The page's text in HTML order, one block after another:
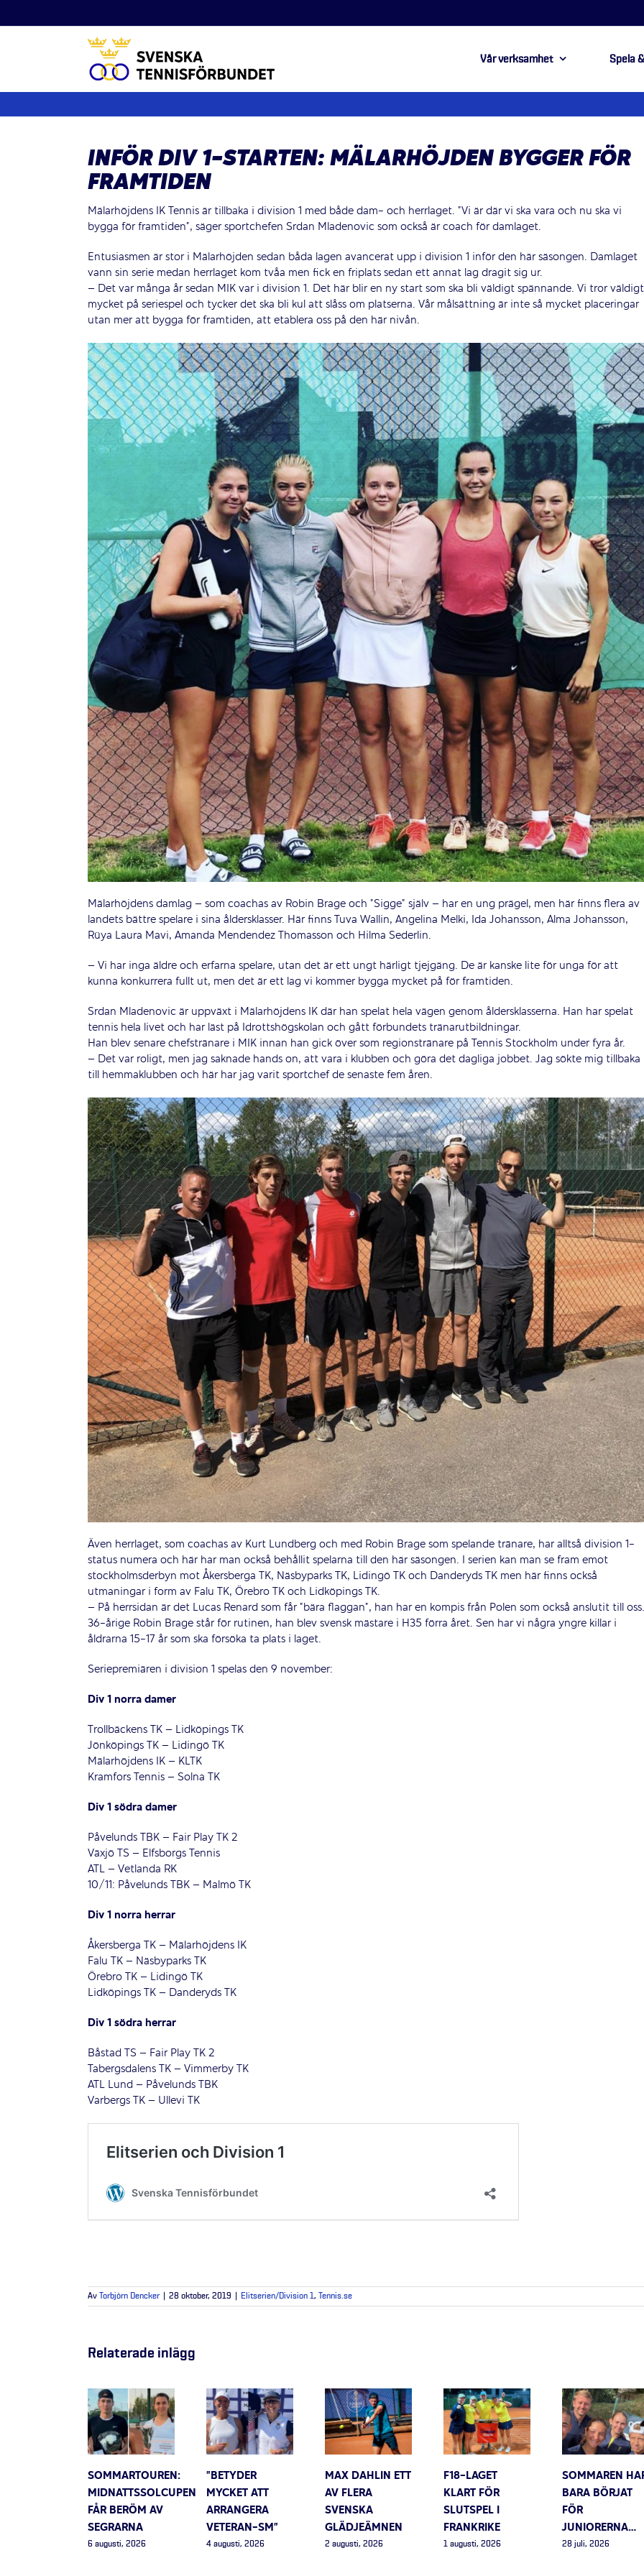
till
Vår verksamhet Spela
INFÖR DIV 1-STARTEN: MÄLARHÖJDEN BYGGER FÖR
FRAMTIDEN
Mälarhöjdens IK Tennis är tillbaka i division 1 med både dam- och herrlaget. ”Vi är där vi ska vara och nu ska vi
bygga för framtiden”, säger sportchefen Srdan Mladenovic som också är coach för damlaget.
Entusiasmen är stor i Mälarhöjden sedan båda lagen avancerat upp i division 1 inför den här säsongen. Damlaget
vann sin serie medan herrlaget kom tvåa men fick en friplats sedan ett annat lag dragit sig ur.
– Det var många år sedan MIK var i division 1. Det här blir en ny start som ska bli väldigt spännande. Vi tror väldigt
mycket på seriespel och tycker det ska bli kul att slåss om platserna. Vår målsättning är inte så mycket placeringar
utan mer att bygga för framtiden, att etablera oss på den här nivån.
Mälarhöjdens damlag – som coachas av Robin Brage och ”Sigge” själv – har en ung prägel, men här finns flera av
landets bättre spelare i sina åldersklasser. Här finns Tuva Wallin, Angelina Melki, Ida Johansson, Alma Johansson,
Rüya Laura Mavi, Amanda Mendendez Thomasson och Hilma Sederlin.
– Vi har inga äldre och erfarna spelare, utan det är ett ungt härligt tjejgäng. De är kanske lite för unga för att
kunna konkurrera fullt ut, men det är ett lag vi kommer bygga mycket på för framtiden.
Srdan Mladenovic är uppväxt i Mälarhöjdens IK där han spelat hela vägen genom åldersklasserna. Han har spelat
tennis hela livet och har läst på Idrottshögskolan och gått förbundets tränarutbildningar.
Han blev senare chefstränare i MIK innan han gick över som regionstränare på Tennis Stockholm under fyra år.
– Det var roligt, men jag saknade hands on, att vara i klubben och göra det dagliga jobbet. Jag sökte mig tillbaka
till hemmaklubben och här har jag varit sportchef de senaste fem åren.
Även herrlaget, som coachas av Kurt Lundberg och med Robin Brage som spelande tränare, har alltså division 1-
status numera och här har man också behållit spelarna till den här säsongen. I serien kan man se fram emot
stockholmsderbyn mot Åkersberga TK, Näsbyparks TK, Lidingö TK och Danderyds TK men här finns också
utmaningar i form av Falu TK, Örebro TK och Lidköpings TK.
– På herrsidan är det Lucas Renard som får ”bära flaggan”, han har en kompis från Polen som också anslutit till oss.
36-årige Robin Brage står för rutinen, han blev svensk mästare i H35 förra året. Sen har vi några yngre killar i
åldrarna 15-17 år som ska försöka ta plats i laget.
Seriepremiären i division 1 spelas den 9 november:
Div 1 norra damer
Trollbäckens TK – Lidköpings TK
Jönköpings TK – Lidingö TK
Mälarhöjdens IK – KLTK
Kramfors Tennis – Solna TK
Div 1 södra damer
Påvelunds TBK – Fair Play TK 2
Växjö TS – Elfsborgs Tennis
ATL – Vetlanda RK
10/11: Påvelunds TBK – Malmö TK
Div 1 norra herrar
Åkersberga TK – Mälarhöjdens IK
Falu TK – Näsbyparks TK
Örebro TK – Lidingö TK
Lidköpings TK – Danderyds TK
Div 1 södra herrar
Båstad TS – Fair Play TK 2
Tabergsdalens TK – Vimmerby TK
ATL Lund – Påvelunds TBK
Varbergs TK – Ullevi TK
Av Torbjörn Dencker 28 oktober, 2019 Elitserien/Division 1, Tennis.se
Relaterade inlägg
SOMMARTOUREN:
MIDNATTSSOLCUPEN
FÅR BERÖM AV
SEGRARNA
6 augusti, 2026
”BETYDER
MYCKET ATT
ARRANGERA
VETERAN-SM”
4 augusti, 2026
MAX DAHLIN ETT
AV FLERA
SVENSKA
GLÄDJEÄMNEN
2 augusti, 2026
F18-LAGET
KLART FÖR
SLUTSPEL I
FRANKRIKE
1 augusti, 2026
SOMMAREN
BARA BÖRJAT
FÖR
JUNIORERNA…
28 juli, 2026